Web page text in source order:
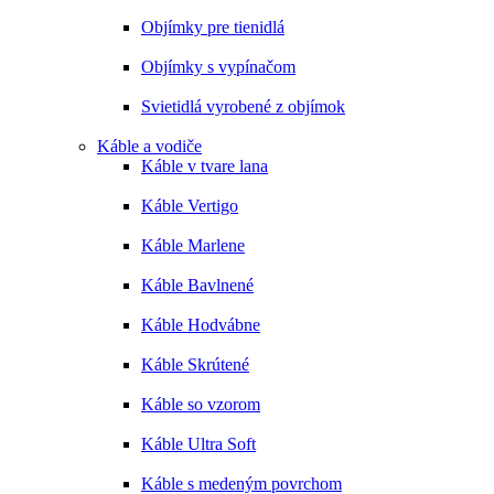
Objímky pre tienidlá
Objímky s vypínačom
Svietidlá vyrobené z objímok
Káble a vodiče
Káble v tvare lana
Káble Vertigo
Káble Marlene
Káble Bavlnené
Káble Hodvábne
Káble Skrútené
Káble so vzorom
Káble Ultra Soft
Káble s medeným povrchom